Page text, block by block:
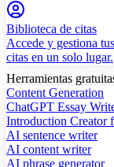
Biblioteca de citas
Accede y gestiona
citas en un solo lugar.
Herramientas
Content Generation
ChatGPT Essay
Introduction Creator
AI sentence writer
AI content writer
AI phrase generator